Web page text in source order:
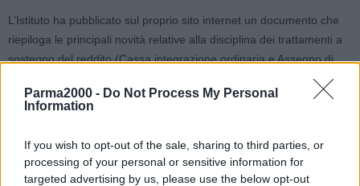
Parma2000 - Do Not Process My Personal
Information
If you wish to opt-out of the sale, sharing to third parties, or
processing of your personal or sensitive information for
targeted advertising by us, please use the below opt-out
L’Istituto ha pubblicato sul proprio sito internet un documento che
riepiloga le principali novità relative alla disciplina dei trattamenti a
sostegno del reddito (Cassa integrazione ordinaria e Assegno di
solidarietà dei Fondi di solidarietà e del Fondo di integrazione
salariale) introdotte dal decreto legge 19 maggio 2020, n. 34, il
Le più importanti innovazioni riguardano: